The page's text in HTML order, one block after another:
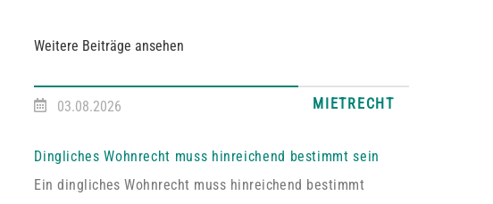
Weitere Beiträge ansehen
03.08.2026 MIETRECHT
Dingliches Wohnrecht muss hinreichend bestimmt sein
Ein dingliches Wohnrecht muss hinreichend bestimmt